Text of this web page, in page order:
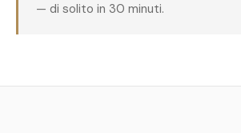
— di solito in 30 minuti.